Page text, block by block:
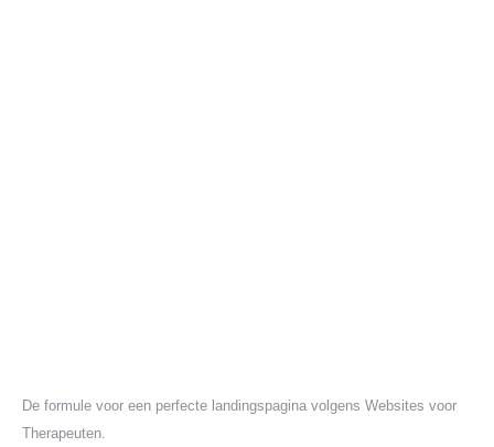
De formule voor een perfecte landingspagina volgens Websites voor
Therapeuten.